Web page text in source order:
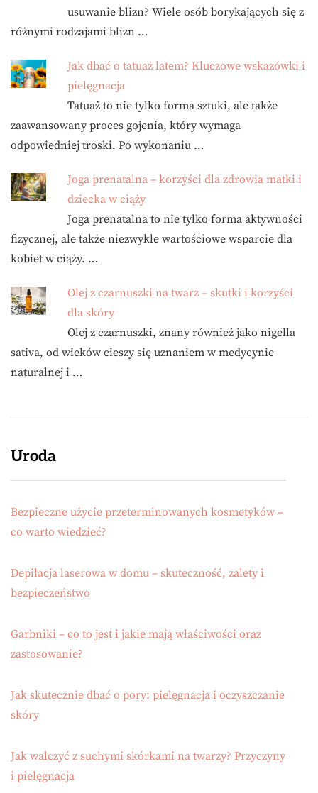
usuwanie blizn? Wiele osób borykających się z
różnymi rodzajami blizn …
Jak dbać o tatuaż latem? Kluczowe wskazówki i
pielęgnacja
Tatuaż to nie tylko forma sztuki, ale także
zaawansowany proces gojenia, który wymaga
odpowiedniej troski. Po wykonaniu …
Joga prenatalna – korzyści dla zdrowia matki i
dziecka w ciąży
Joga prenatalna to nie tylko forma aktywności
fizycznej, ale także niezwykle wartościowe wsparcie dla
kobiet w ciąży. …
Olej z czarnuszki na twarz – skutki i korzyści
dla skóry
Olej z czarnuszki, znany również jako nigella
sativa, od wieków cieszy się uznaniem w medycynie
naturalnej i …
Uroda
Bezpieczne użycie przeterminowanych kosmetyków –
co warto wiedzieć?
Depilacja laserowa w domu – skuteczność, zalety i
bezpieczeństwo
Garbniki – co to jest i jakie mają właściwości oraz
zastosowanie?
Jak skutecznie dbać o pory: pielęgnacja i oczyszczanie
skóry
Jak walczyć z suchymi skórkami na twarzy? Przyczyny
i pielęgnacja